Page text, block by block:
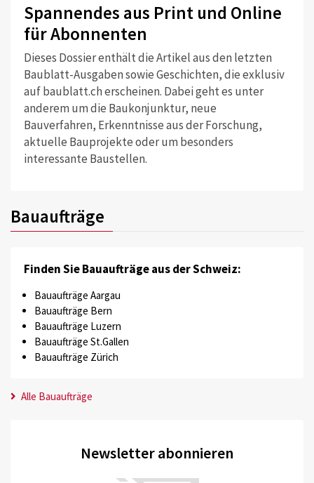
Spannendes aus Print und Online
für Abonnenten
Dieses Dossier enthält die Artikel aus den letzten
Baublatt-Ausgaben sowie Geschichten, die exklusiv
auf baublatt.ch erscheinen. Dabei geht es unter
anderem um die Baukonjunktur, neue
Bauverfahren, Erkenntnisse aus der Forschung,
aktuelle Bauprojekte oder um besonders
interessante Baustellen.
Bauaufträge
Finden Sie Bauaufträge aus der Schweiz:
Bauaufträge Aargau
Bauaufträge Bern
Bauaufträge Luzern
Bauaufträge St.Gallen
Bauaufträge Zürich
Alle Bauaufträge
Newsletter abonnieren